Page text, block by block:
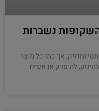
נשברות
ומדויק, אך כמו כל מוצר
להיסדק או אפילו